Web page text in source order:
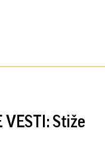
VESTI: Stiže